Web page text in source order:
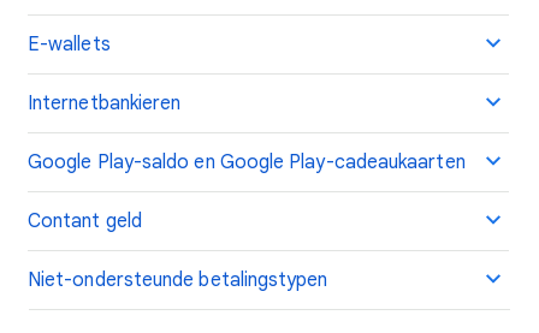
E-wallets
Internetbankieren
Google Play-saldo en Google Play-cadeaukaarten
Contant geld
Niet-ondersteunde betalingstypen